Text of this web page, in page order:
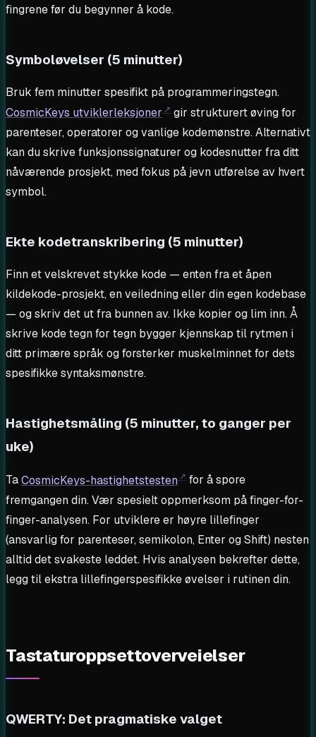
fingrene før du begynner å kode.
Symboløvelser (5 minutter)
Bruk fem minutter spesifikt på programmeringstegn.
CosmicKeys utviklerleksjoner
gir strukturert øving for
parenteser, operatorer og vanlige kodemønstre. Alternativt
kan du skrive funksjonssignaturer og kodesnutter fra ditt
nåværende prosjekt, med fokus på jevn utførelse av hvert
symbol.
Ekte kodetranskribering (5 minutter)
Finn et velskrevet stykke kode — enten fra et åpen
kildekode-prosjekt, en veiledning eller din egen kodebase
— og skriv det ut fra bunnen av. Ikke kopier og lim inn. Å
skrive kode tegn for tegn bygger kjennskap til rytmen i
ditt primære språk og forsterker muskelminnet for dets
spesifikke syntaksmønstre.
Hastighetsmåling (5 minutter, to ganger per
uke)
TaCosmicKeys-hastighetstesten
for å spore
fremgangen din. Vær spesielt oppmerksom på finger-for-
finger-analysen. For utviklere er høyre lillefinger
(ansvarlig for parenteser, semikolon, Enter og Shift) nesten
alltid det svakeste leddet. Hvis analysen bekrefter dette,
legg til ekstra lillefingerspesifikke øvelser i rutinen din.
Tastaturoppsettoverveielser
QWERTY: Det pragmatiske valget